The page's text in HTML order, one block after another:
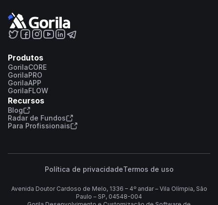
Produtos
GorilaCORE
GorilaPRO
GorilaAPP
GorilaFLOW
Recursos
Blog
Radar de Fundos
Para Profissionais
Política de privacidadeTermos de uso
Avenida Doutor Cardoso de Melo, 1336 – 4º andar – Vila Olímpia, São
Paulo – SP, 04548-004